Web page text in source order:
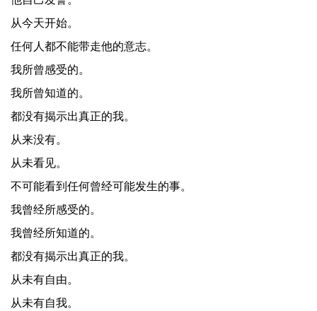
从今天开始。
任何人都不能带走他的意志。
我所曾感受的。
我所曾知道的。
都没有揭示出真正的我。
从来没有。
从未看见。
不可能看到任何曾经可能发生的事。
我曾经所感受的。
我曾经所知道的。
都没有揭示出真正的我。
从未有自由。
从未有自我。